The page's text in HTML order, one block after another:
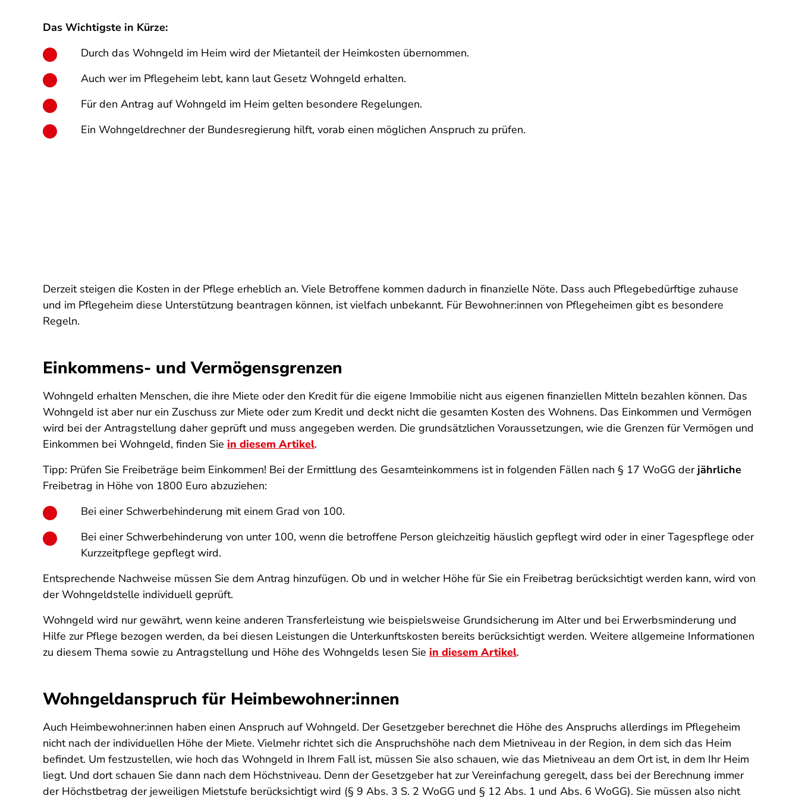
Das Wichtigste in Kürze:
Durch das Wohngeld im Heim wird der Mietanteil der Heimkosten übernommen.
Auch wer im Pflegeheim lebt, kann laut Gesetz Wohngeld erhalten.
Für den Antrag auf Wohngeld im Heim gelten besondere Regelungen.
Ein Wohngeldrechner der Bundesregierung hilft, vorab einen möglichen Anspruch zu prüfen.
Derzeit steigen die Kosten in der Pflege erheblich an. Viele Betroffene kommen dadurch in finanzielle Nöte. Dass auch Pflegebedürftige zuhause
und im Pflegeheim diese Unterstützung beantragen können, ist vielfach unbekannt. Für Bewohner:innen von Pflegeheimen gibt es besondere
Regeln.
Einkommens- und Vermögensgrenzen
Wohngeld erhalten Menschen, die ihre Miete oder den Kredit für die eigene Immobilie nicht aus eigenen finanziellen Mitteln bezahlen können. Das
Wohngeld ist aber nur ein Zuschuss zur Miete oder zum Kredit und deckt nicht die gesamten Kosten des Wohnens. Das Einkommen und Vermögen
wird bei der Antragstellung daher geprüft und muss angegeben werden. Die grundsätzlichen Voraussetzungen, wie die Grenzen für Vermögen und
Einkommen bei Wohngeld, finden Sie in diesem Artikel.
Tipp: Prüfen Sie Freibeträge beim Einkommen! Bei der Ermittlung des Gesamteinkommens ist in folgenden Fällen nach § 17 WoGG der jährliche
Freibetrag in Höhe von 1800 Euro abzuziehen:
Bei einer Schwerbehinderung mit einem Grad von 100.
Bei einer Schwerbehinderung von unter 100, wenn die betroffene Person gleichzeitig häuslich gepflegt wird oder in einer Tagespflege oder
Kurzzeitpflege gepflegt wird.
Entsprechende Nachweise müssen Sie dem Antrag hinzufügen. Ob und in welcher Höhe für Sie ein Freibetrag berücksichtigt werden kann, wird von
der Wohngeldstelle individuell geprüft.
Wohngeld wird nur gewährt, wenn keine anderen Transferleistung wie beispielsweise Grundsicherung im Alter und bei Erwerbsminderung und
Hilfe zur Pflege bezogen werden, da bei diesen Leistungen die Unterkunftskosten bereits berücksichtigt werden. Weitere allgemeine Informationen
zu diesem Thema sowie zu Antragstellung und Höhe des Wohngelds lesen Sie in diesem Artikel.
Wohngeldanspruch für Heimbewohner:innen
Auch Heimbewohner:innen haben einen Anspruch auf Wohngeld. Der Gesetzgeber berechnet die Höhe des Anspruchs allerdings im Pflegeheim
nicht nach der individuellen Höhe der Miete. Vielmehr richtet sich die Anspruchshöhe nach dem Mietniveau in der Region, in dem sich das Heim
befindet. Um festzustellen, wie hoch das Wohngeld in Ihrem Fall ist, müssen Sie also schauen, wie das Mietniveau an dem Ort ist, in dem Ihr Heim
liegt. Und dort schauen Sie dann nach dem Höchstniveau. Denn der Gesetzgeber hat zur Vereinfachung geregelt, dass bei der Berechnung immer
der Höchstbetrag der jeweiligen Mietstufe berücksichtigt wird (§ 9 Abs. 3 S. 2 WoGG und § 12 Abs. 1 und Abs. 6 WoGG). Sie müssen also nicht